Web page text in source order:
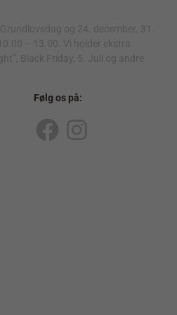
og 24. december. 31.
– 13.00. Vi holder ekstra
Black Friday, 5. Juli og andre
Følg os på:
F
I